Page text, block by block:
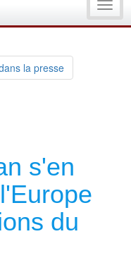
la presse
s'en
du